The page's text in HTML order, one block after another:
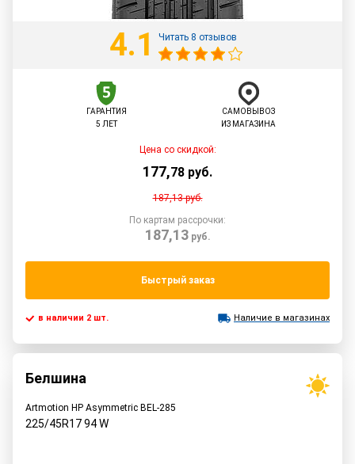
4.1 Читать 8 отзывов
ГАРАНТИЯ
5 ЛЕТ
САМОВЫВОЗ
ИЗ МАГАЗИНА
Цена со скидкой:
177,78 руб.
187,13руб.
По картам рассрочки:
187,13руб.
Быстрый заказ
в наличии 2 шт. Наличие в магазинах
Белшина
Artmotion HP Asymmetric BEL-285
225/45R1794W